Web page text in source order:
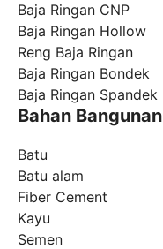
Baja Ringan CNP
Baja Ringan Hollow
Reng Baja Ringan
Baja Ringan Bondek
Baja Ringan Spandek
Bahan Bangunan
Batu
Batu alam
Fiber Cement
Kayu
Semen